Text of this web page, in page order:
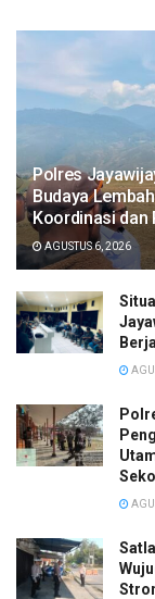
Polres
Budaya
Koordinasi dan
AGUSTUS 6, 2026